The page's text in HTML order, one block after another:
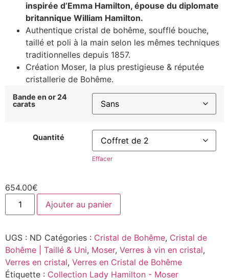
inspirée d’Emma Hamilton, épouse du diplomate
britannique William Hamilton.
Authentique cristal de bohême, soufflé bouche,
taillé et poli à la main selon les mêmes techniques
traditionnelles depuis 1857.
Création Moser, la plus prestigieuse & réputée
cristallerie de Bohême.
Bande en or 24
carats
Quantité
Effacer
654.00€
Ajouter au panier
UGS : ND Catégories : Cristal de Bohême, Cristal de
Bohême | Taillé & Uni, Moser, Verres à vin en cristal,
Verres en cristal, Verres en Cristal de Bohême
Étiquette : Collection Lady Hamilton - Moser